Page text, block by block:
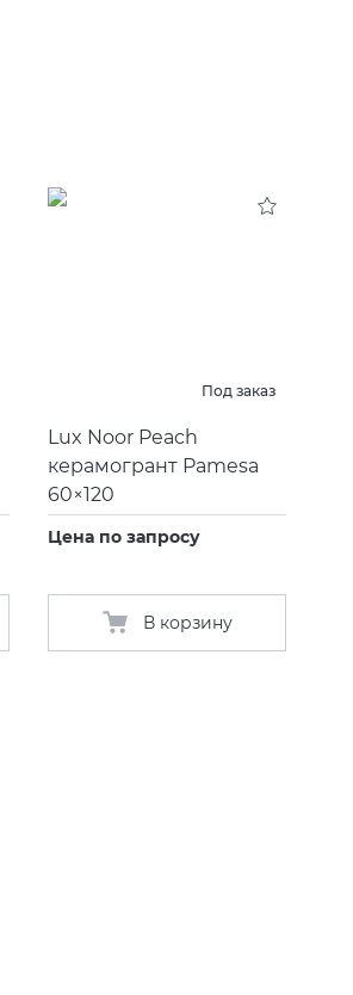
Под заказ
Lux Noor Peach
керамогрант Pamesa
60×120
Цена по запросу
В корзину